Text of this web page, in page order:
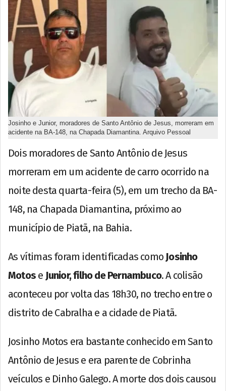
Josinho e Junior, moradores de Santo Antônio de Jesus, morreram em
acidente na BA-148, na Chapada Diamantina. Arquivo Pessoal
Dois moradores de Santo Antônio de Jesus
morreram em um acidente de carro ocorrido na
noite desta quarta-feira (5), em um trecho da BA-
148, na Chapada Diamantina, próximo ao
município de Piatã, na Bahia.
As vítimas foram identificadas como Josinho
Motos e Junior, filho de Pernambuco. A colisão
aconteceu por volta das 18h30, no trecho entre o
distrito de Cabralha e a cidade de Piatã.
Josinho Motos era bastante conhecido em Santo
Antônio de Jesus e era parente de Cobrinha
veículos e Dinho Galego. A morte dos dois causou